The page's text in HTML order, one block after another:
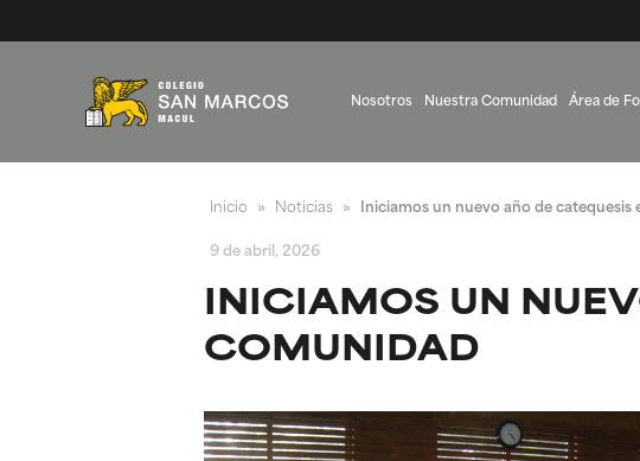
Nosotros Nuestra Comunidad Área de
Inicio » Noticias » Iniciamos un nuevo año de catequesis
9 de abril, 2026
INICIAMOS UN
COMUNIDAD